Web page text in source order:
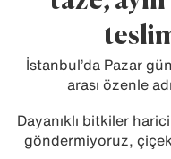
İstanbul’da Pazar
arası özenle
Dayanıklı bitkiler
göndermiyoruz,